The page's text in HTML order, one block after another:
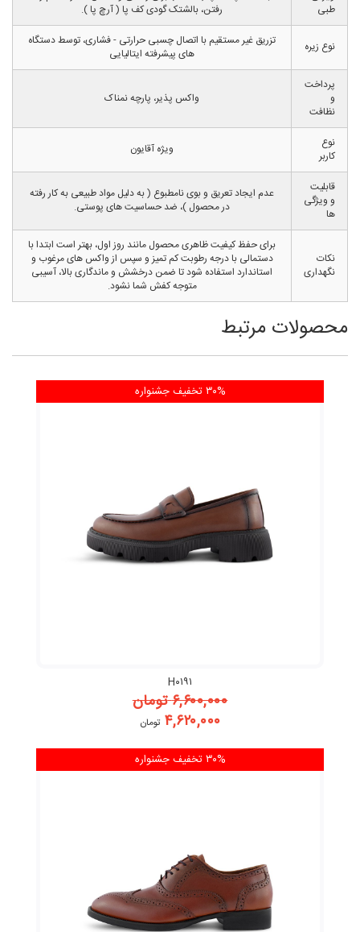
طبی
رفتن، بالشتک گودی کف پا ( آرچ پا ).
نوع زیره
تزریق غیر مستقیم با اتصال چسبی حرارتی - فشاری، توسط دستگاه
های پیشرفته ایتالیایی
پرداخت
و
نظافت
واکس پذیر، پارچه نمناک
نوع
کاربر
ویژه آقایون
قابلیت
و ویژگی
ها
عدم ایجاد تعریق و بوی نامطبوع ( به دلیل مواد طبیعی به کار رفته
در محصول )، ضد حساسیت های پوستی.
نکات
نگهداری
برای حفظ کیفیت ظاهری محصول مانند روز اول، بهتر است ابتدا با
دستمالی با درجه رطوبت کم تمیز و سپس از واکس های مرغوب و
استاندارد استفاده شود تا ضمن درخشش و ماندگاری بالا، آسیبی
متوجه کفش شما نشود.
محصولات مرتبط
H۰۱۹۱
۶,۶۰۰,۰۰۰تومان
۴,۶۲۰,۰۰۰ تومان
۳۰% تخفیف جشنواره
۳۰% تخفیف جشنواره